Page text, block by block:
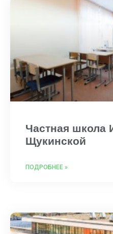
Частная
Щукинской
ПОДРОБНЕЕ »